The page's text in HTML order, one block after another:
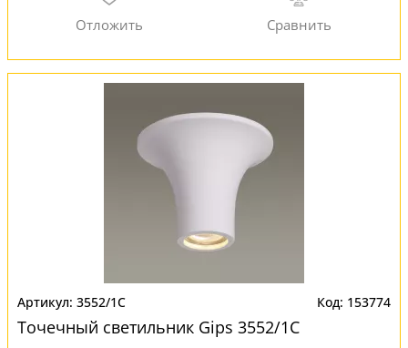
3552/1C 153774
Точечный светильник Gips 3552/1C